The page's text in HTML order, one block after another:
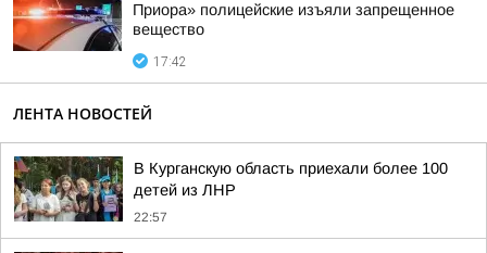
Приора» полицейские изъяли запрещенное
вещество
17:42
ЛЕНТА НОВОСТЕЙ
В Курганскую область приехали более 100
детей из ЛНР
22:57